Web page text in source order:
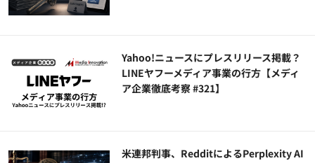
Yahoo!ニュースにプレスリリース掲載？
LINEヤフーメディア事業の行方【メディ
ア企業徹底考察 #321】
米連邦判事、RedditによるPerplexity AI